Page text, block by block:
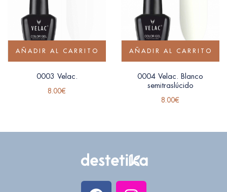
AÑADIR AL CARRITO
0003 Velac.
8.00€
AÑADIR AL CARRITO
0004 Velac. Blanco
semitraslúcido
8.00€